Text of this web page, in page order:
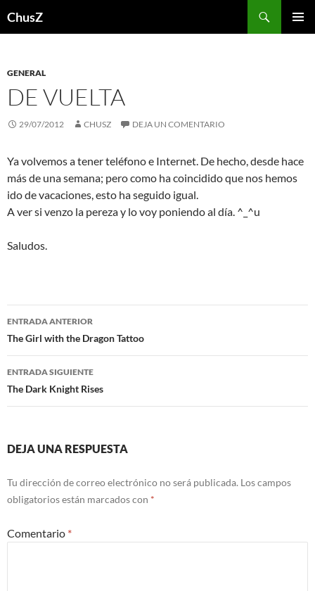
ChusZ
GENERAL
DE VUELTA
29/07/2012 CHUSZ DEJA UN COMENTARIO
Ya volvemos a tener teléfono e Internet. De hecho, desde hace
más de una semana; pero como ha coincidido que nos hemos
ido de vacaciones, esto ha seguido igual.
A ver si venzo la pereza y lo voy poniendo al día. ^_^u
Saludos.
Navegación
de
entradas
ENTRADA ANTERIOR
The Girl with the Dragon Tattoo
ENTRADA SIGUIENTE
The Dark Knight Rises
DEJA UNA RESPUESTA
Tu dirección de correo electrónico no será publicada. Los campos
obligatorios están marcados con *
Comentario *